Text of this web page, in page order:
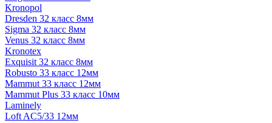
Kronopol
Dresden 32 класс 8мм
Sigma 32 класс 8мм
Venus 32 класс 8мм
Kronotex
Exquisit 32 класс 8мм
Robusto 33 класс 12мм
Mammut 33 класс 12мм
Mammut Plus 33 класс 10мм
Laminely
Loft AC5/33 12мм